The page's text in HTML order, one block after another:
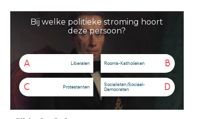
Bij welke politieke stroming hoort
deze persoon?
A Liberalen B
Rooms-Katholieken
C Protestanten D
Socialisten/Sociaal-
Democraten